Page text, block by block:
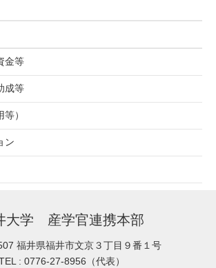
金等
成等
）
ン
大学 産学官連携本部
福井県福井市文京３丁目９番１号
: 0776-27-8956（代表）